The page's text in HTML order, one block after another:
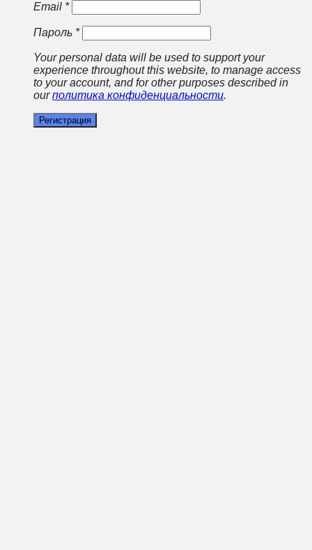
Email *
Пароль *
Your personal data will be used to support your
experience throughout this website, to manage access
to your account, and for other purposes described in
ourполитика конфиденциальности.
Регистрация